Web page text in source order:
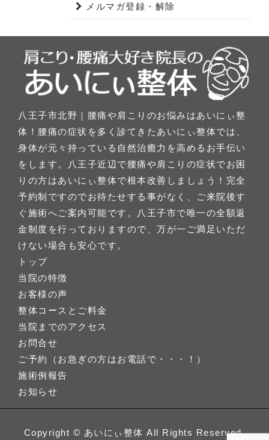
メルマガ登録・解除
八王子市北野｜腰痛や肩こりのお悩みはあいにぃ整
体！腰痛の症状を多く診てきたあいにぃ整体では、
身体が元々持っている自然治癒力を高めるお手伝い
をします。八王子近辺で腰痛や肩こりの症状でお困
りの方はあいにぃ整体で根本改善しましょう！完全
予約制ですのでお待たせする事がなく、ご来院後す
ぐ施術へご案内可能です。八王子市で唯一の全額返
金制度を行っておりますので、万が一ご満足いただ
けない場合も安心です。
トップ
当院の特徴
お客様の声
整体コースとご料金
当院までのアクセス
お問合せ
ご予約（お急ぎの方はお電話で・・・！）
施術例報告
お知らせ
Copyright © あいにぃ整体 All Rights Reserved.